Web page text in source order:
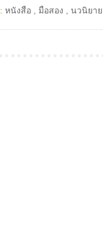
หนังสือ มือสอง นวนิยาย